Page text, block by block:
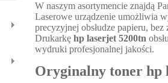
W naszym asortymencie znajdą
Laserowe urządzenie umożliwia
precyzyjnej obsłudze papieru,
Drukarkę hp laserjet 5200tn
wydruki profesjonalnej jakości.
Oryginalny toner hp